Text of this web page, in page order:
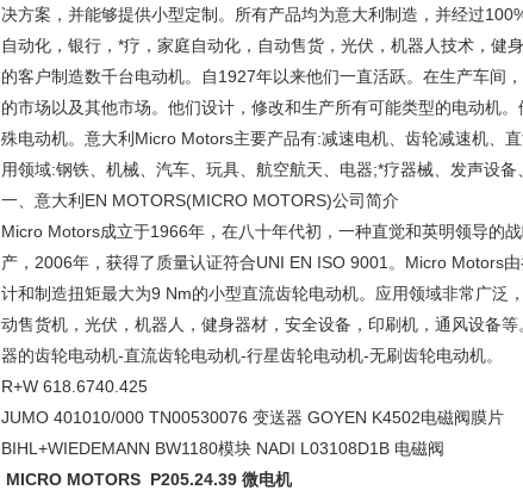
决方案，并能够提供小型定制。所有产品均为意大利制造，并经过
自动化，银行，*疗，家庭自动化，自动售货，光伏，机器人技术，健
的客户制造数千台电动机。自1927年以来他们一直活跃。在生产车间
的市场以及其他市场。他们设计，修改和生产所有可能类型的电动机
殊电动机。意大利Micro Motors主要产品有:减速电机、齿轮减速机、
用领域:钢铁、机械、汽车、玩具、航空航天、电器;*疗器械、发声设备
一、意大利EN MOTORS(MICRO MOTORS)公司简介
Micro Motors成立于1966年，在八十年代初，一种直觉和英明领导的
产，2006年，获得了质量认证符合UNI EN ISO 9001。Micro Motors
计和制造扭矩最大为9 Nm的小型直流齿轮电动机。应用领域非常广泛
动售货机，光伏，机器人，健身器材，安全设备，印刷机，通风设备
器的齿轮电动机-直流齿轮电动机-行星齿轮电动机-无刷齿轮电动机。
R+W 618.6740.425
JUMO 401010/000 TN00530076 变送器 GOYEN K4502电磁阀膜片
BIHL+WIEDEMANN BW1180模块 NADI L03108D1B 电磁阀
MICRO MOTORS P205.24.39 微电机